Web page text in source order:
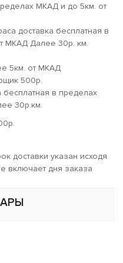
МКАД и до 5км. от
доставка бесплатная в
МКАД Далее 30р. км.
5км. от МКАД
500р.
бесплатная в пределах
30р.км.
доставки указан исходя
включает дня заказа